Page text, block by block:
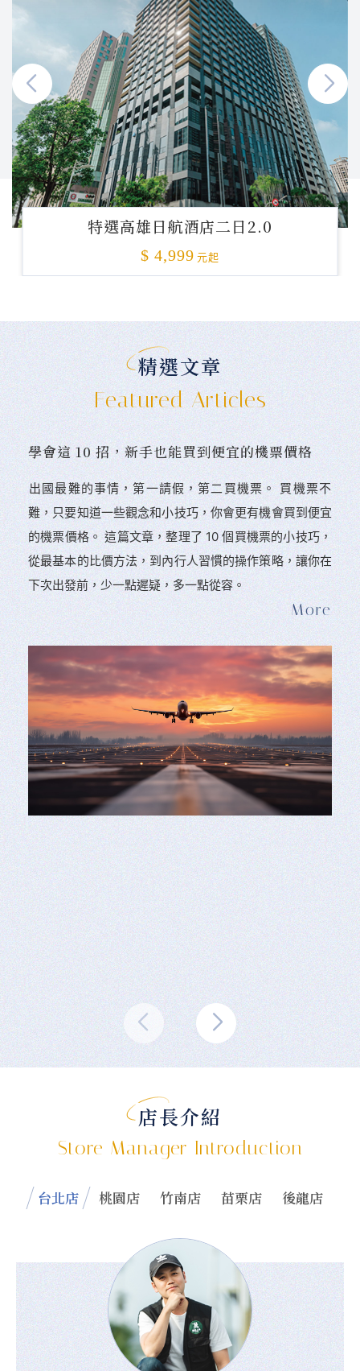
特選高雄日航酒店二日2.0
$ 4,999 元起
精選文章
Featured Articles
學會這 10 招，新手也能買到便宜的機票價格
󠀠出國最難的事情，第一請假，第二買機票。 󠀠買機票不
難，只要知道一些觀念和小技巧，你會更有機會買到便宜
的機票價格。 這篇文章，整理了 10 個買機票的小技巧，
從最基本的比價方法，到內行人習慣的操作策略，讓你在
下次出發前，少一點遲疑，多一點從容。
店長介紹
Store Manager Introduction
台北店 桃園店 竹南店 苗栗店 後龍店